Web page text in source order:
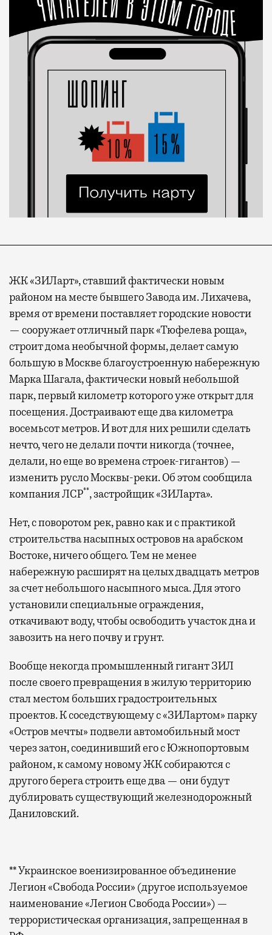
ЖК «ЗИЛарт», ставший фактически новым
районом на месте бывшего Завода им. Лихачева,
время от времени поставляет городские новости
— сооружает отличный парк «Тюфелева роща»,
строит дома необычной формы, делает самую
большую в Москве благоустроенную набережную
Марка Шагала, фактически новый небольшой
парк, первый километр которого уже открыт для
посещения. Достраивают еще два километра
восемьсот метров. И вот для них решили сделать
нечто, чего не делали почти никогда (точнее,
делали, но еще во времена строек-гигантов) —
изменить русло Москвы-реки. Об этом сообщила
компания ЛСР**, застройщик «ЗИЛарта».
Нет, с поворотом рек, равно как и с практикой
строительства насыпных островов на арабском
Востоке, ничего общего. Тем не менее
набережную расширят на целых двадцать метров
за счет небольшого насыпного мыса. Для этого
установили специальные ограждения,
откачивают воду, чтобы освободить участок дна и
завозить на него почву и грунт.
Вообще некогда промышленный гигант ЗИЛ
после своего превращения в жилую территорию
стал местом больших градостроительных
проектов. К соседствующему с «ЗИЛартом» парку
«Остров мечты» подвели автомобильный мост
через затон, соединивший его с Южнопортовым
районом, к самому новому ЖК собираются с
другого берега строить еще два — они будут
дублировать существующий железнодорожный
Даниловский.
** Украинское военизированное объединение
Легион «Свобода России» (другое используемое
наименование «Легион Свобода России») —
террористическая организация, запрещенная в